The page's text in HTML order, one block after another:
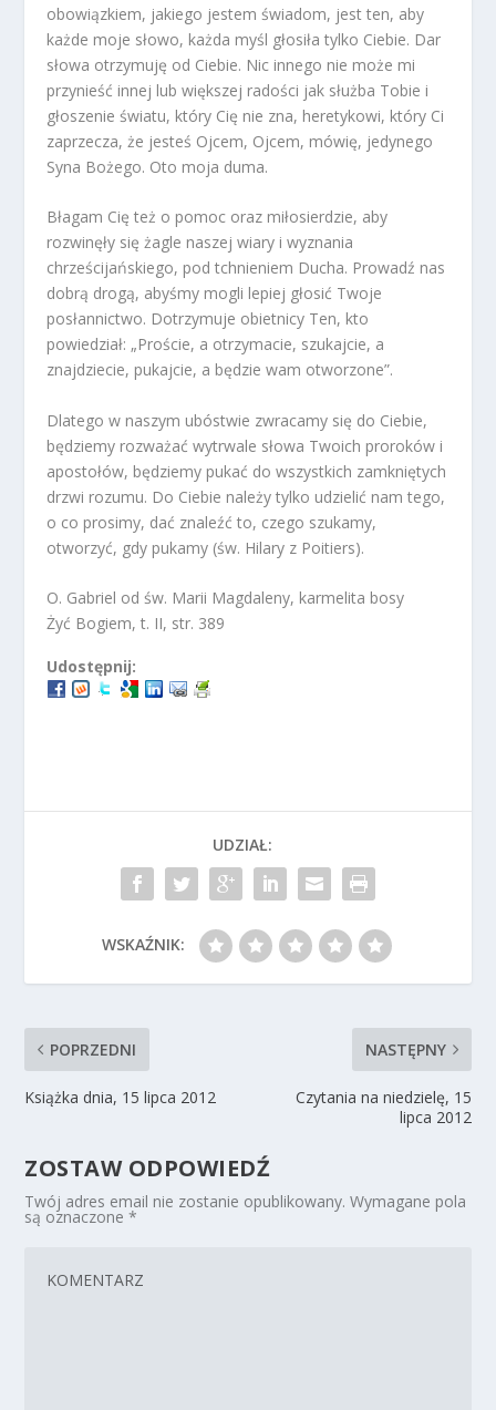
obowiązkiem, jakiego jestem świadom, jest ten, aby
każde moje słowo, każda myśl głosiła tylko Ciebie. Dar
słowa otrzymuję od Ciebie. Nic innego nie może mi
przynieść innej lub większej radości jak służba Tobie i
głoszenie światu, który Cię nie zna, heretykowi, który Ci
zaprzecza, że jesteś Ojcem, Ojcem, mówię, jedynego
Syna Bożego. Oto moja duma.
Błagam Cię też o pomoc oraz miłosierdzie, aby
rozwinęły się żagle naszej wiary i wyznania
chrześcijańskiego, pod tchnieniem Ducha. Prowadź nas
dobrą drogą, abyśmy mogli lepiej głosić Twoje
posłannictwo. Dotrzymuje obietnicy Ten, kto
powiedział: „Proście, a otrzymacie, szukajcie, a
znajdziecie, pukajcie, a będzie wam otworzone”.
Dlatego w naszym ubóstwie zwracamy się do Ciebie,
będziemy rozważać wytrwale słowa Twoich proroków i
apostołów, będziemy pukać do wszystkich zamkniętych
drzwi rozumu. Do Ciebie należy tylko udzielić nam tego,
o co prosimy, dać znaleźć to, czego szukamy,
otworzyć, gdy pukamy (św. Hilary z Poitiers).
O. Gabriel od św. Marii Magdaleny, karmelita bosy
Żyć Bogiem, t. II, str. 389
Udostępnij:
UDZIAŁ:
WSKAŹNIK:
POPRZEDNI
Książka dnia, 15 lipca 2012
NASTĘPNY
Czytania na niedzielę, 15
lipca 2012
ZOSTAW ODPOWIEDŹ
Twój adres email nie zostanie opublikowany. Wymagane pola
są oznaczone*